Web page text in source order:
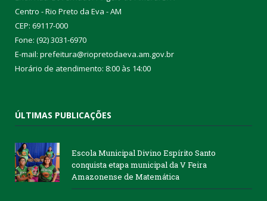
Centro - Rio Preto da Eva - AM
CEP: 69117-000
Fone: (92) 3031-6970
E-mail: prefeitura@riopretodaeva.am.gov.br
Horário de atendimento: 8:00 às 14:00
ÚLTIMAS PUBLICAÇÕES
Escola Municipal Divino Espírito Santo
conquista etapa municipal da V Feira
Amazonense de Matemática